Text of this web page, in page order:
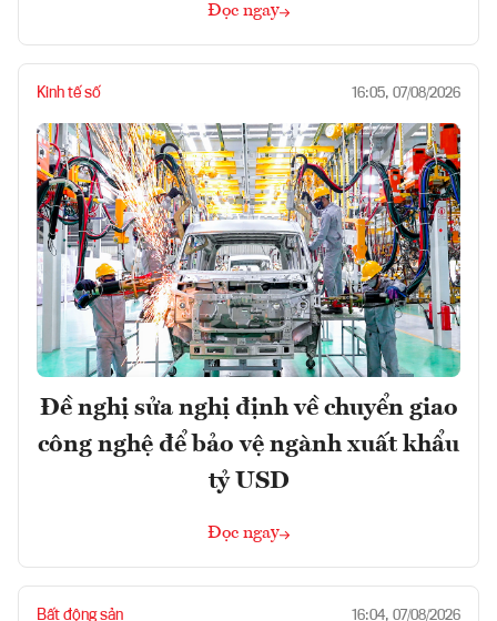
Đọc ngay
Kinh tế số 16:05, 07/08/2026
Đề nghị sửa nghị định về chuyển giao
công nghệ để bảo vệ ngành xuất khẩu
tỷ USD
Đọc ngay
Bất động sản 16:04, 07/08/2026